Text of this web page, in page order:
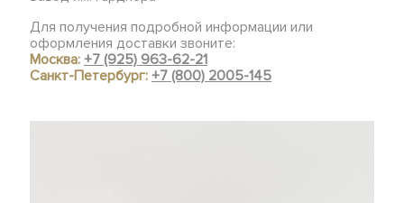
Для получения подробной информации или
оформления доставки звоните:
Москва:+7 (925) 963-62-21
Санкт-Петербург:+7 (800) 2005-145